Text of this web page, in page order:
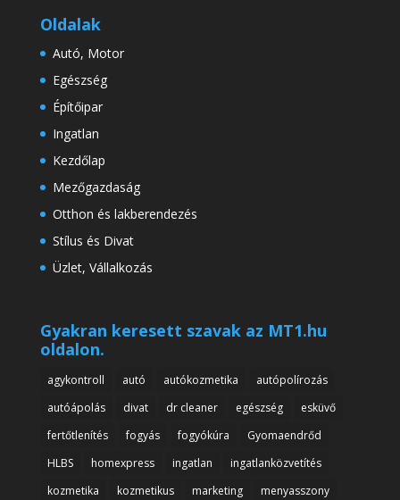
Oldalak
Autó, Motor
Egészség
Építőipar
Ingatlan
Kezdőlap
Mezőgazdaság
Otthon és lakberendezés
Stílus és Divat
Üzlet, Vállalkozás
Gyakran keresett szavak az MT1.hu
oldalon.
agykontroll autó autókozmetika
autópolírozás
autóápolás
divat dr cleaner egészség
esküvő
fertőtlenítés
fogyás fogyókúra
Gyomaendrőd
HLBS
homexpress ingatlan
ingatlanközvetítés
kozmetika
kozmetikus marketing
menyasszony